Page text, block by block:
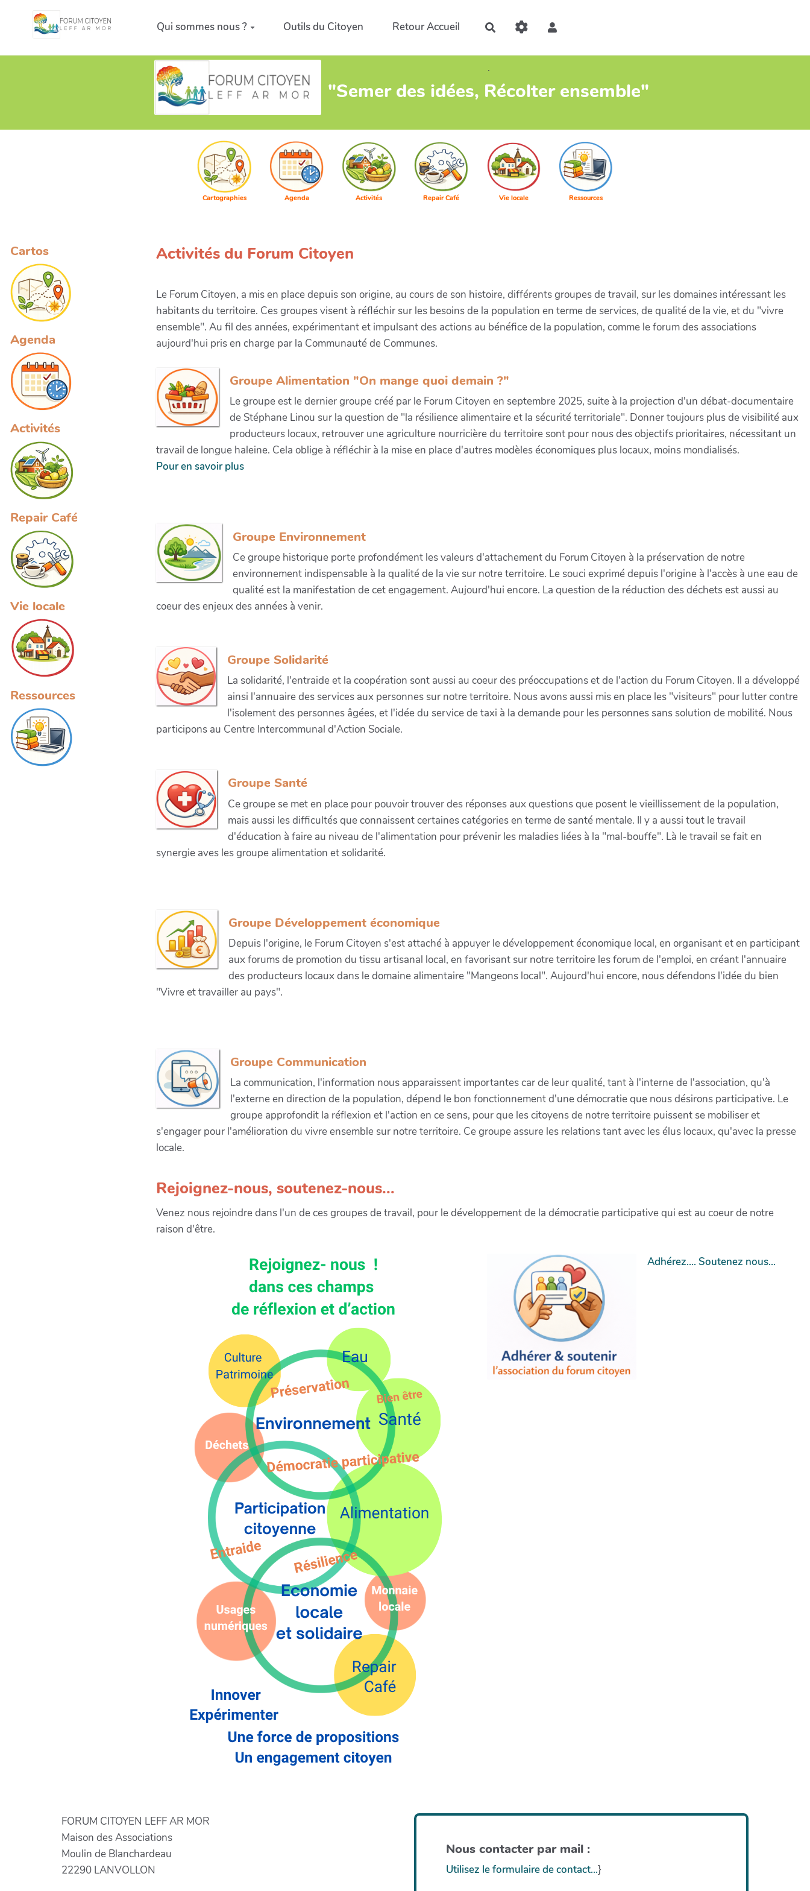
Aller au contenu principal
Qui sommes nous ?
Outils du Citoyen Retour Accueil Rechercher
.
"Semer des idées, Récolter ensemble"
Cartographies Agenda Activités Repair Café Vie locale Ressources
Cartos
Agenda
Activités
Repair Café
Vie locale
Ressources
Activités du Forum Citoyen
Le Forum Citoyen, a mis en place depuis son origine, au cours de son histoire, différents groupes de travail, sur les domaines intéressant les
habitants du territoire. Ces groupes visent à réfléchir sur les besoins de la population en terme de services, de qualité de la vie, et du "vivre
ensemble". Au fil des années, expérimentant et impulsant des actions au bénéfice de la population, comme le forum des associations
aujourd'hui pris en charge par la Communauté de Communes.
Groupe Alimentation "On mange quoi demain ?"
Le groupe est le dernier groupe créé par le Forum Citoyen en septembre 2025, suite à la projection d'un débat-documentaire
de Stéphane Linou sur la question de "la résilience alimentaire et la sécurité territoriale". Donner toujours plus de visibilité aux
producteurs locaux, retrouver une agriculture nourricière du territoire sont pour nous des objectifs prioritaires, nécessitant un
travail de longue haleine. Cela oblige à réfléchir à la mise en place d'autres modèles économiques plus locaux, moins mondialisés.
Pour en savoir plus
Groupe Environnement
Ce groupe historique porte profondément les valeurs d'attachement du Forum Citoyen à la préservation de notre
environnement indispensable à la qualité de la vie sur notre territoire. Le souci exprimé depuis l'origine à l'accès à une eau de
qualité est la manifestation de cet engagement. Aujourd'hui encore. La question de la réduction des déchets est aussi au
coeur des enjeux des années à venir.
Groupe Solidarité
La solidarité, l'entraide et la coopération sont aussi au coeur des préoccupations et de l'action du Forum Citoyen. Il a développé
ainsi l'annuaire des services aux personnes sur notre territoire. Nous avons aussi mis en place les "visiteurs" pour lutter contre
l'isolement des personnes âgées, et l'idée du service de taxi à la demande pour les personnes sans solution de mobilité. Nous
participons au Centre Intercommunal d'Action Sociale.
Groupe Santé
Ce groupe se met en place pour pouvoir trouver des réponses aux questions que posent le vieillissement de la population,
mais aussi les difficultés que connaissent certaines catégories en terme de santé mentale. Il y a aussi tout le travail
d'éducation à faire au niveau de l'alimentation pour prévenir les maladies liées à la "mal-bouffe". Là le travail se fait en
synergie aves les groupe alimentation et solidarité.
Groupe Développement économique
Depuis l'origine, le Forum Citoyen s'est attaché à appuyer le développement économique local, en organisant et en participant
aux forums de promotion du tissu artisanal local, en favorisant sur notre territoire les forum de l'emploi, en créant l'annuaire
des producteurs locaux dans le domaine alimentaire "Mangeons local". Aujourd'hui encore, nous défendons l'idée du bien
"Vivre et travailler au pays".
Groupe Communication
La communication, l'information nous apparaissent importantes car de leur qualité, tant à l'interne de l'association, qu'à
l'externe en direction de la population, dépend le bon fonctionnement d'une démocratie que nous désirons participative. Le
groupe approfondit la réflexion et l'action en ce sens, pour que les citoyens de notre territoire puissent se mobiliser et
s'engager pour l'amélioration du vivre ensemble sur notre territoire. Ce groupe assure les relations tant avec les élus locaux, qu'avec la presse
locale.
Rejoignez-nous, soutenez-nous...
Venez nous rejoindre dans l'un de ces groupes de travail, pour le développement de la démocratie participative qui est au coeur de notre
raison d'être.
Adhérez.... Soutenez nous...
FORUM CITOYEN LEFF AR MOR
Maison des Associations
Moulin de Blanchardeau
22290 LANVOLLON
Nous contacter par mail :
Utilisez le formulaire de contact...}